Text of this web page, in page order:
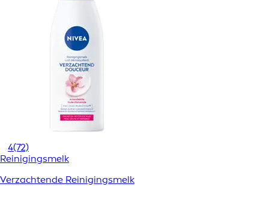
4(72)
Reinigingsmelk
Verzachtende Reinigingsmelk